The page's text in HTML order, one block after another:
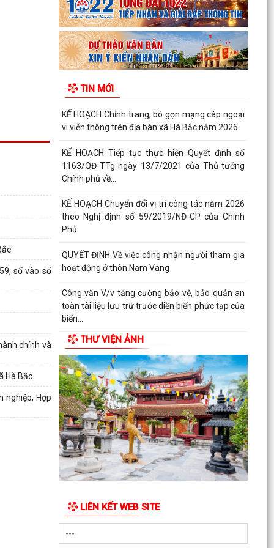
số vào sổ
chính và
Hà Bắc
nghiệp, Hợp
TIN MỚI
Xã Hà Bắc: Bế mạc lớp bồi dưỡng kiến thức quốc
phòng và an ninh đối tượng 4 năm 2026.
KẾ HOẠCH Triển khai thực hiện chỉ tiêu phát
giai...
KẾ HOẠCH Chỉnh trang, bó gọn mạng cáp ngoại
vi viễn thông trên địa bàn xã Hà Bắc năm 2026
KẾ HOẠCH Tiếp tục thực hiện Quyết định số
1163/QĐ-TTg ngày 13/7/2021 của Thủ tướng
Chính phủ về...
KẾ HOẠCH Chuyển đổi vị trí công tác năm 2026
theo Nghị định số 59/2019/NĐ-CP của Chính
Phủ
QUYẾT ĐỊNH Về việc công nhận người tham gia
hoạt động ở thôn Nam Vang
Công văn V/v tăng cường bảo vệ, bảo quản an
toàn tài liệu lưu trữ trước diễn biến phức tạp của
biến...
KẾ HOẠCH Tăng cường thực thi hiệu quả Công
ước về quyền của người khuyết tật và các
khuyến nghị phù...
QUYẾT ĐỊNH Cho thôi giữ chức danh Chủ tịch
Hội Người cao tuổi xã Hà Bắc nhiệm kỳ 2026 -
2031
QUYẾT ĐỊNH Công nhận chức danh Chủ tịch Hội
Người cao tuổi xã Hà Bắc nhiệm kỳ 2026 - 2031
cơ sở giáo dục mầm...
QUYẾT ĐỊNH Về việc công nhận người tham gia
THƯ VIỆN ẢNH
LIÊN KẾT WEB SITE